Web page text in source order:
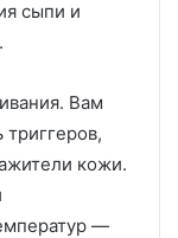
сыпи и
Вам
триггеров,
кожи.
—